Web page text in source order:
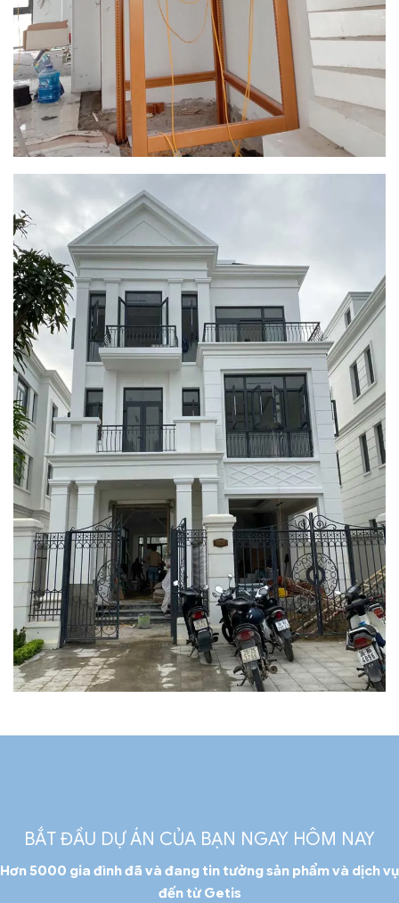
BẮT ĐẦU DỰ ÁN CỦA BẠN NGAY HÔM NAY
Hơn 5000 gia đình đã và đang tin tưởng sản phẩm và dịch vụ
đến từ Getis